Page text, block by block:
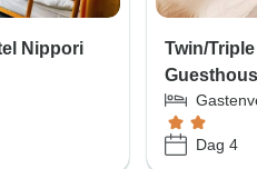
Nippori
Twin/
Dag 4